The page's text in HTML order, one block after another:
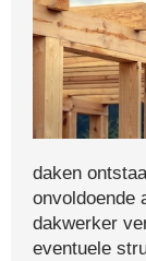
daken
onvoldoende
dakwerker
eventuele